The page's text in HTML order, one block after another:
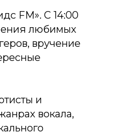
FM». С 14:00
любимых
вручение
и
вокала,